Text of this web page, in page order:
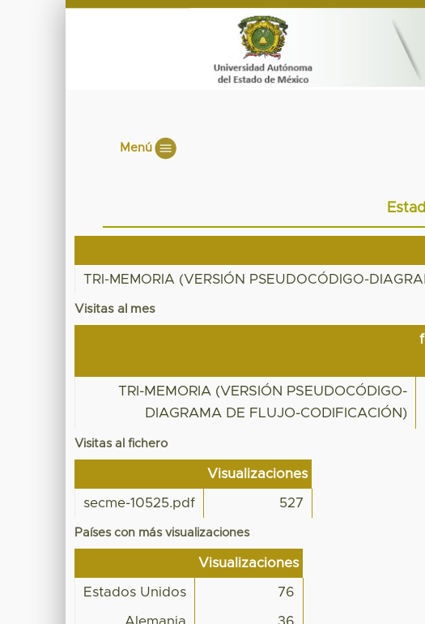
Menú
TRI-MEMORIA (VERSIÓN PSEUDOCÓDIGO-
Visitas al mes
TRI-MEMORIA (VERSIÓN PSEUDOCÓDIGO-
DIAGRAMA DE FLUJO-CODIFICACIÓN)
Visitas al fichero
Visualizaciones
secme-10525.pdf 527
Países con más visualizaciones
Visualizaciones
Estados Unidos 76
Alemania 36